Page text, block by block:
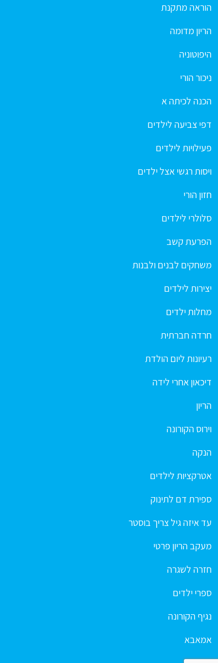
הוראה מתקנת
הריון מדומה
היפוטוניה
ניכור הורי
הכנה לכיתה א
דפי צביעה לילדים
פעילויות לילדים
ויסות רגשי אצל ילדים
חזון הורי
סלולרי לילדים
הפרעת קשב
משחקים לבנים ולבנות
יצירות לילדים
מחלות ילדים
חרדה חברתית
רעיונות ליום הולדת
דיכאון אחרי לידה
הריון
וירוס הקורונה
הנקה
אטרקציות לילדים
ספירת דם לתינוק
עד איזה גיל צריך בוסטר
מעקב הריון פרטי
חזרה לשגרה
ספרי ילדים
נגיף הקורונה
אמאבא